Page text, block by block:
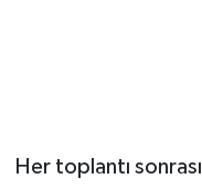
Her toplantı sonrası